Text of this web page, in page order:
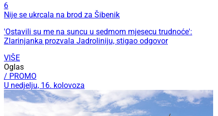
6
Nije se ukrcala na brod za Šibenik
'Ostavili su me na suncu u sedmom mjesecu trudnoće':
Zlarinjanka prozvala Jadroliniju, stigao odgovor
VIŠE
Oglas
/ PROMO
U nedjelju, 16. kolovoza